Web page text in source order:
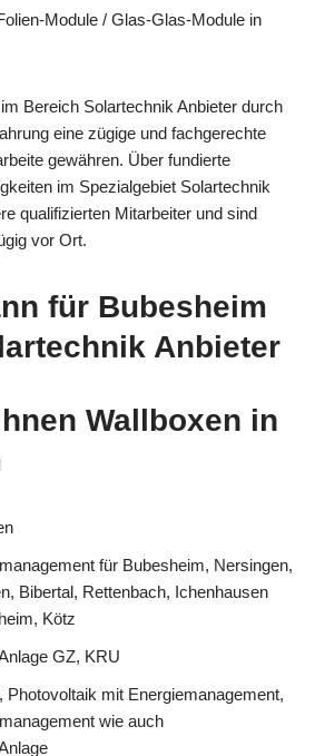
Module / Glas-Glas-Module in
Bereich Solartechnik Anbieter durch
eine zügige und fachgerechte
gewähren. Über fundierte
im Spezialgebiet Solartechnik
qualifizierten Mitarbeiter und sind
vor Ort.
für Bubesheim
Anbieter
Wallboxen in
für Bubesheim, Nersingen,
Bibertal, Rettenbach, Ichenhausen
Kötz
GZ, KRU
Photovoltaik mit Energiemanagement,
wie auch